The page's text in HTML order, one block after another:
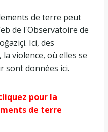
de terre peut
de l'Observatoire de
Ici, des
violence, où elles se
sont données ici.
pour la
de terre